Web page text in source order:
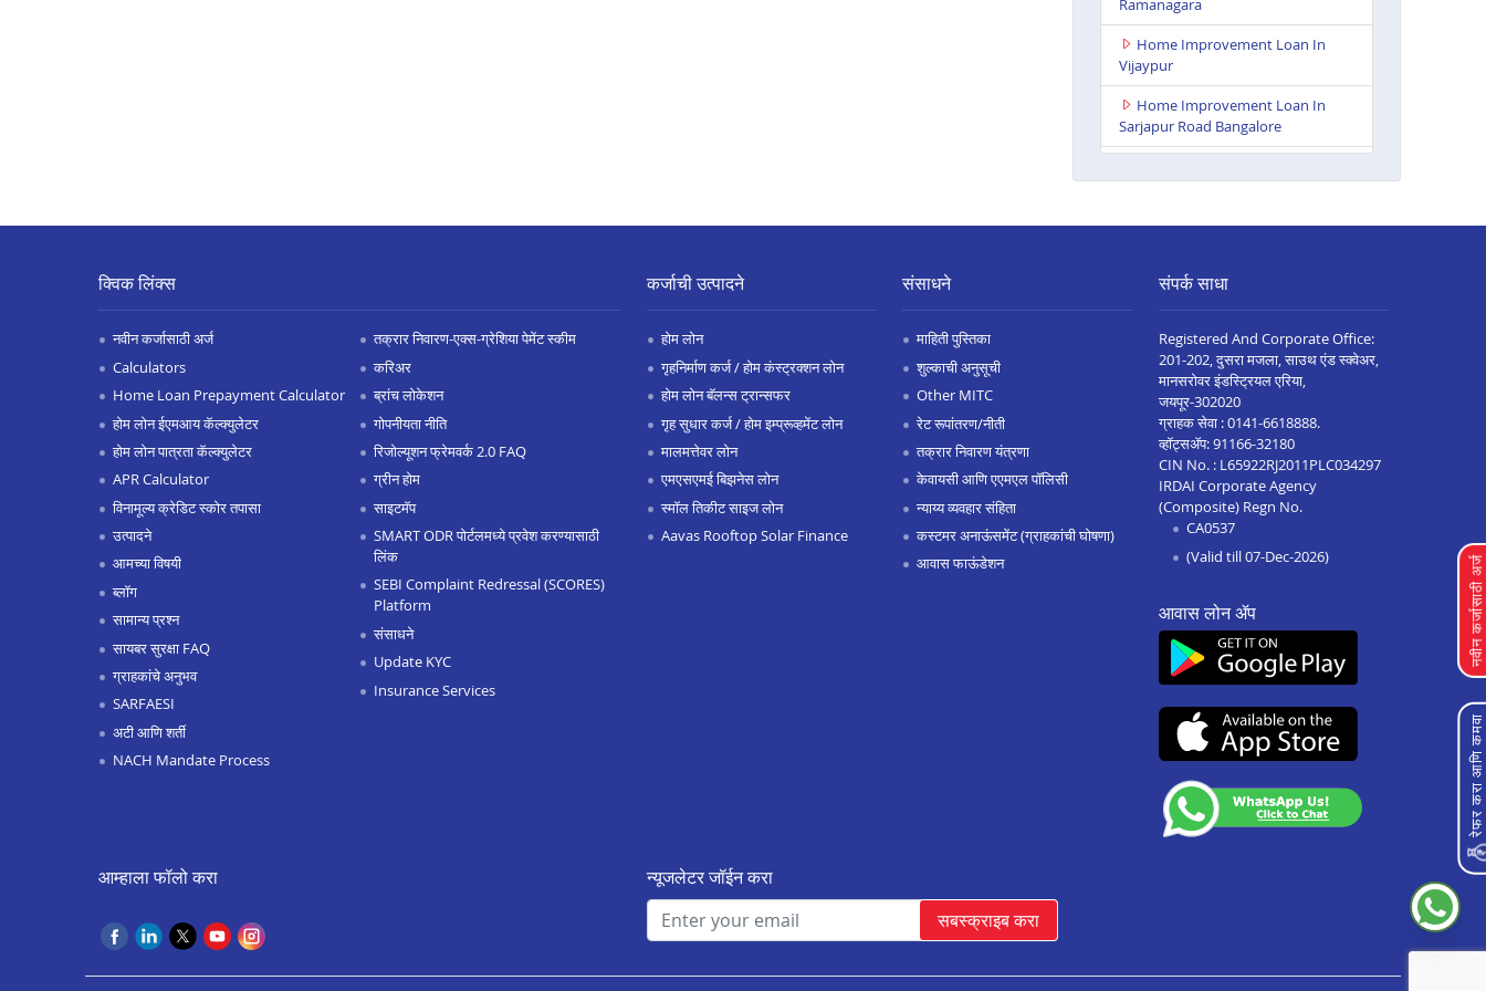
Home Improvement Loan In
Vijaypur
Home Improvement Loan In
Sarjapur Road Bangalore
Kanakapura
Home Improvement Loan In
Home Improvement Loan In
Bagalkote
Home Improvement Loan In
Chamrajnagar
Home Improvement Loan In
Home Improvement Loan In
Gangavathi
Home Improvement Loan In
Bailhongal
Home Improvement Loan In
Home Improvement Loan In
Chitradurga
Shimoga
Home Improvement Loan In
Hospet
नवीन कर्जासाठी अर्ज
रेफर करा आणि कमवा
क्विक लिंक्स
नवीन कर्जासाठी अर्ज
Calculators
Home Loan Prepayment Calculator
होम लोन ईएमआय कॅल्क्युलेटर
होम लोन पात्रता कॅल्क्युलेटर
APR Calculator
विनामूल्य क्रेडिट स्कोर तपासा
उत्पादने
आमच्या विषयी
ब्लॉग
सामान्य प्रश्न
सायबर सुरक्षा FAQ
ग्राहकांचे अनुभव
SARFAESI
अटी आणि शर्ती
NACH Mandate Process
तक्रार निवारण-एक्स-ग्रेशिया पेमेंट स्कीम
करिअर
ब्रांच लोकेशन
गोपनीयता नीति
रिजोल्यूशन फ्रेमवर्क 2.0 FAQ
ग्रीन होम
साइटमॅप
SMART ODR पोर्टलमध्ये प्रवेश करण्यासाठी
लिंक
SEBI Complaint Redressal (SCORES)
Platform
संसाधने
Update KYC
Insurance Services
कर्जाची उत्पादने
होम लोन
गृहनिर्माण कर्ज / होम कंस्ट्रक्शन लोन
होम लोन बॅलन्स ट्रान्सफर
गृह सुधार कर्ज / होम इम्प्रूव्हमेंट लोन
मालमत्तेवर लोन
एमएसएमई बिझनेस लोन
स्मॉल तिकीट साइज लोन
Aavas Rooftop Solar Finance
संसाधने
माहिती पुस्तिका
शुल्काची अनुसूची
Other MITC
रेट रूपांतरण/नीती
तक्रार निवारण यंत्रणा
केवायसी आणि एएमएल पॉलिसी
न्याय्य व्यवहार संहिता
कस्टमर अनाऊंसमेंट (ग्राहकांची घोषणा)
आवास फाऊंडेशन
संपर्क साधा
Registered And Corporate Office:
201-202, दुसरा मजला, साउथ एंड स्क्वेअर,
मानसरोवर इंडस्ट्रियल एरिया,
जयपूर-302020
ग्राहक सेवा :0141-6618888.
व्हॉट्सॲप:91166-32180
CIN No. : L65922RJ2011PLC034297
IRDAI Corporate Agency
(Composite) Regn No.
CA0537
(Valid till 07-Dec-2026)
आवास लोन ॲप
आम्हाला फॉलो करा
न्यूजलेटर जॉईन करा
सबस्क्राइब करा